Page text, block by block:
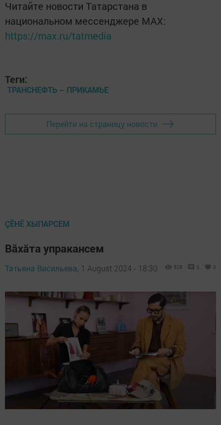
Читайте новости Татарстана в
национальном мессенджере MАХ:
https://max.ru/tatmedia
Теги:
ТРАНСНЕФТЬ – ПРИКАМЬЕ
Перейти на страницу новости
ÇӖНӖ ХЫПАРСЕМ
Вăхăта упракансем
Татьяна Васильева, 1 August 2024 - 18:30 528 0 0